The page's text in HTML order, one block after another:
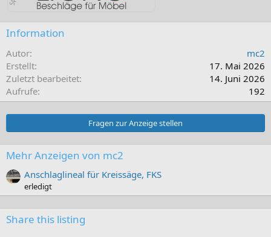
Information
Autor
mc2
Erstellt
17. Mai 2026
Zuletzt bearbeitet
14. Juni 2026
Aufrufe
192
Fragen zur Anzeige stellen
Mehr Anzeigen von mc2
Anschlaglineal für Kreissäge, FKS
erledigt
Share this listing